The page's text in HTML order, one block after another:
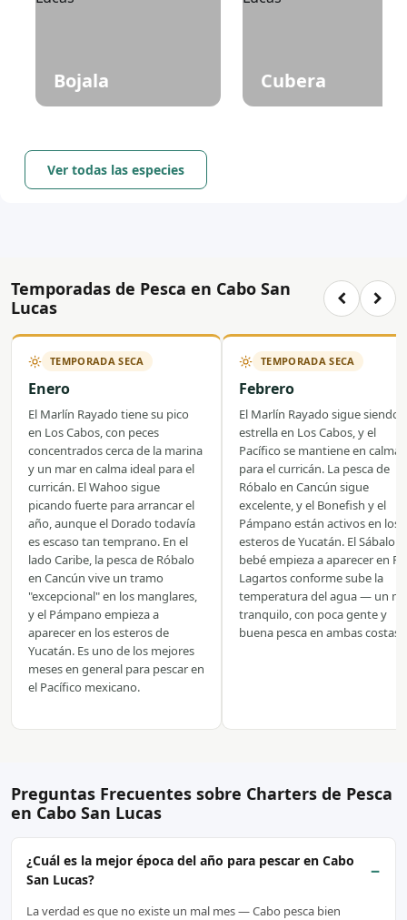
Bojala Cubera
Ver todas las especies
Temporadas de Pesca en Cabo San
Lucas
TEMPORADA SECA
Enero
El Marlín Rayado tiene su pico
en Los Cabos, con peces
concentrados cerca de la marina
y un mar en calma ideal para el
curricán. El Wahoo sigue
picando fuerte para arrancar el
año, aunque el Dorado todavía
es escaso tan temprano. En el
lado Caribe, la pesca de Róbalo
en Cancún vive un tramo
"excepcional" en los manglares,
y el Pámpano empieza a
aparecer en los esteros de
Yucatán. Es uno de los mejores
meses en general para pescar en
el Pacífico mexicano.
TEMPORADA SECA
Febrero
El Marlín Rayado sigue siendo
estrella en Los Cabos, y el
Pacífico se mantiene en calma
para el curricán. La pesca de
Róbalo en Cancún sigue
excelente, y el Bonefish y el
Pámpano están activos en los
esteros de Yucatán. El Sábalo
bebé empieza a aparecer en
Lagartos conforme sube la
temperatura del agua — un
tranquilo, con poca gente y
buena pesca en ambas costas.
Preguntas Frecuentes sobre Charters de Pesca
en Cabo San Lucas
¿Cuál es la mejor época del año para pescar en Cabo
San Lucas?
−
La verdad es que no existe un mal mes — Cabo pesca bien